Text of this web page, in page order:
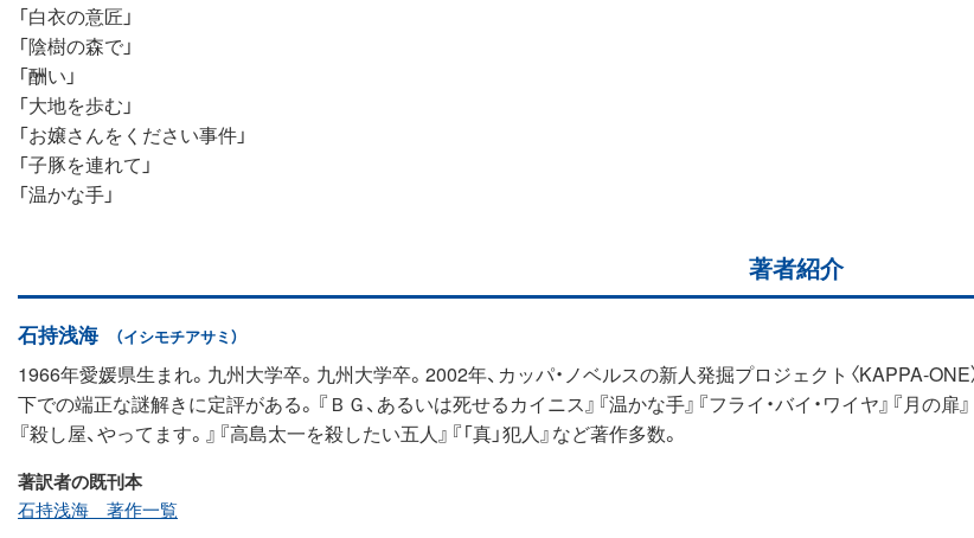
「白衣の意匠」
「陰樹の森で」
「酬い」
「大地を歩む」
「お嬢さんをください事件」
「子豚を連れて」
「温かな手」
著者紹介
石持浅海 （イシモチアサミ）
1966年愛媛県生まれ。九州大学卒。九州大学卒。2002年、カッパ・ノベルスの新人発掘プロジェクト〈KAPPA-
下での端正な謎解きに定評がある。『ＢＧ、あるいは死せるカイニス』『温かな手』『フライ・バイ・ワイヤ』『月の
『殺し屋、やってます。』『高島太一を殺したい五人』『「真」犯人』など著作多数。
著訳者の既刊本
石持浅海 著作一覧